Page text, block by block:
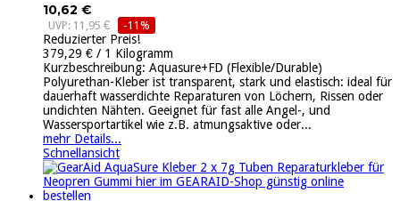
10,62 €
UVP: 11,95 € -11%
Reduzierter Preis!
379,29 € / 1 Kilogramm
Kurzbeschreibung: Aquasure+FD (Flexible/Durable)
Polyurethan-Kleber ist transparent, stark und elastisch: ideal für
dauerhaft wasserdichte Reparaturen von Löchern, Rissen oder
undichten Nähten. Geeignet für fast alle Angel-, und
Wassersportartikel wie z.B. atmungsaktive oder...
mehr Details...
Schnellansicht